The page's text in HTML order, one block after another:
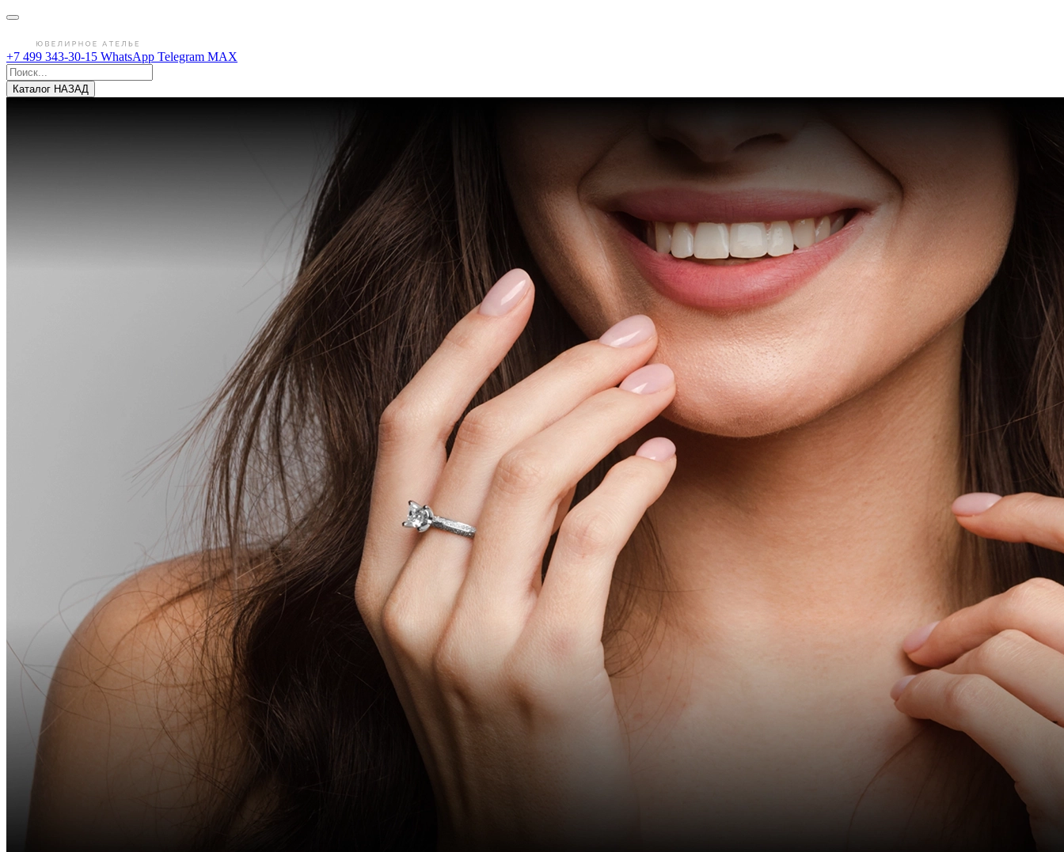
+7 499 343-30-15 WhatsApp Telegram MAX
Каталог НАЗАД